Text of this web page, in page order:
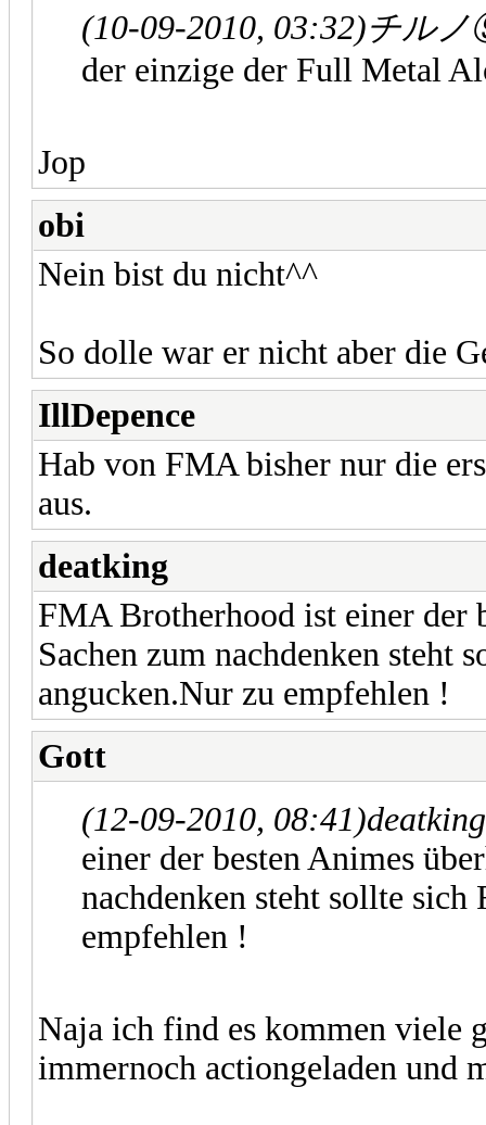
(10-09-2010, 03:32)チル
der einzige der Full Metal
Jop
obi
Nein bist du nicht^^
So dolle war er nicht aber die
IllDepence
Hab von FMA bisher nur die
aus.
deatking
FMA Brotherhood ist einer der
Sachen zum nachdenken steht
angucken.Nur zu empfehlen !
Gott
(12-09-2010, 08:41)
einer der besten Animes
nachdenken steht sollte
empfehlen !
Naja ich find es kommen viele
immernoch actiongeladen und